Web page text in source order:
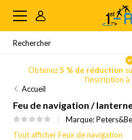
Obtenez5 % de réduction
l'inscription à
Accueil
Feu de navigation /
Marque:
Tout afficher Feux de navigation